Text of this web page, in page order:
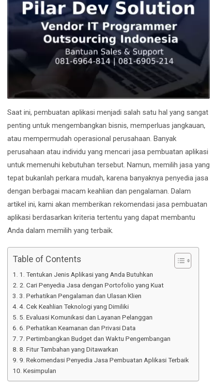
Saat ini, pembuatan aplikasi menjadi salah satu hal yang sangat
penting untuk mengembangkan bisnis, memperluas jangkauan,
atau mempermudah operasional perusahaan. Banyak
perusahaan atau individu yang mencari jasa pembuatan aplikasi
untuk memenuhi kebutuhan tersebut. Namun, memilih jasa yang
tepat bukanlah perkara mudah, karena banyaknya penyedia jasa
dengan berbagai macam keahlian dan pengalaman. Dalam
artikel ini, kami akan memberikan rekomendasi jasa pembuatan
aplikasi berdasarkan kriteria tertentu yang dapat membantu
Anda dalam memilih yang terbaik.
Table of Contents
1. Tentukan Jenis Aplikasi yang Anda Butuhkan
2. Cari Penyedia Jasa dengan Portofolio yang Kuat
3. Perhatikan Pengalaman dan Ulasan Klien
4. Cek Keahlian Teknologi yang Dimiliki
5. Evaluasi Komunikasi dan Layanan Pelanggan
6. Perhatikan Keamanan dan Privasi Data
7. Pertimbangkan Budget dan Waktu Pengembangan
8. Fitur Tambahan yang Ditawarkan
9. Rekomendasi Penyedia Jasa Pembuatan Aplikasi Terbaik
Kesimpulan